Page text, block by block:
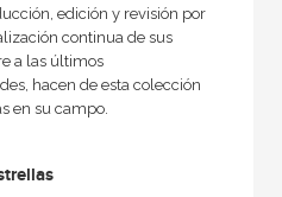
edición y revisión por
continua de sus
a las últimos
hacen de esta colección
en su campo.